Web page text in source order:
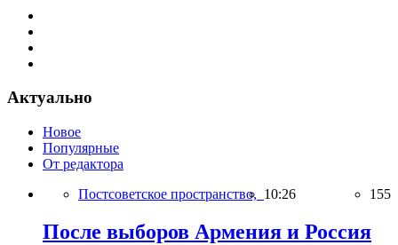
Актуально
Новое
Популярные
От редактора
Постсоветское пространство, 10:26 155
После выборов Армения и Россия